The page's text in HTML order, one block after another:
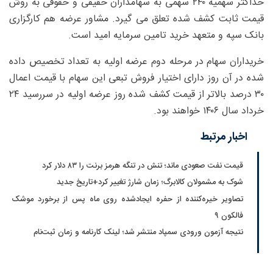
قیمت ثابت کشف شده تعلق می گیرد. مشاور عرضه هم کارگزاری
بانک سپه و متعهد خرید تامین سرمایه امید است.
ﺧﺮﯾﺪاران ﺳﻬﺎم در ﻣﺮﺣﻠﻪ دوم ﻋﺮﺿﻪ اوﻟﯿﻪ ﺑﻪ ﺗﻌﺪاد ﺗﺨﺼﯿﺺ داده
ﺷﺪه در آن روز دارای اﺧﺘﯿﺎر ﻓﺮوش تبعی اﯾﻦ ﺳﻬﺎم با قیمت اعمال
۳۰ درصد بالاتر از قیمت کشف شده روز عرضه اولیه در سررسید ۲۴
خرداد سال ۱۴۰۶ ﺧﻮاﻫﻨﺪ ﺑﻮد.
اخبار مرتبط
قیمت نفت صعودی ماند؛ تنش در تنگه هرمز برنت را ۸۳ دلار کرد
شوک به مشمولان کالابرگ؛ زمان شارژ تغییر کرد+تاریخ جدید
تصاویر خیره‌کننده از حفره ایجادشده روی ماه پس از برخورد موشک
فالکون ۹
نتیجه آزمون ورودی سمپاد منتشر شد؛ لینک کارنامه و زمان ثبت‌نام